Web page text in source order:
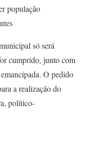
população
só será
cumprido, junto com
O pedido
a realização do
político-